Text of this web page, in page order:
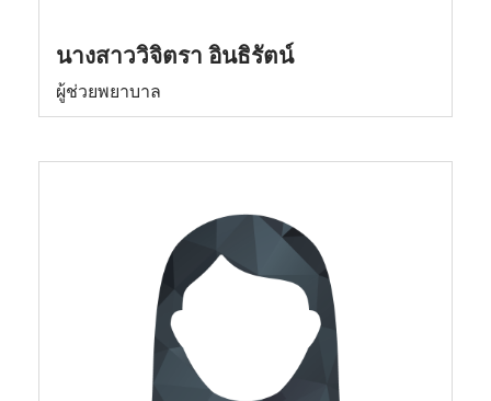
นางสาววิจิตรา อินธิรัตน์
ผู้ช่วยพยาบาล